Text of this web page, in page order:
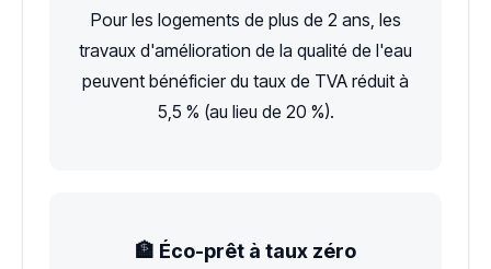
Pour les logements de plus de 2 ans, les
travaux d'amélioration de la qualité de l'eau
peuvent bénéficier du taux de TVA réduit à
5,5 % (au lieu de 20 %).
🏦 Éco-prêt à taux zéro